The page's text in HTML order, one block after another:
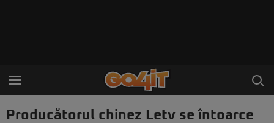
Producătorul chinez Letv se întoarce